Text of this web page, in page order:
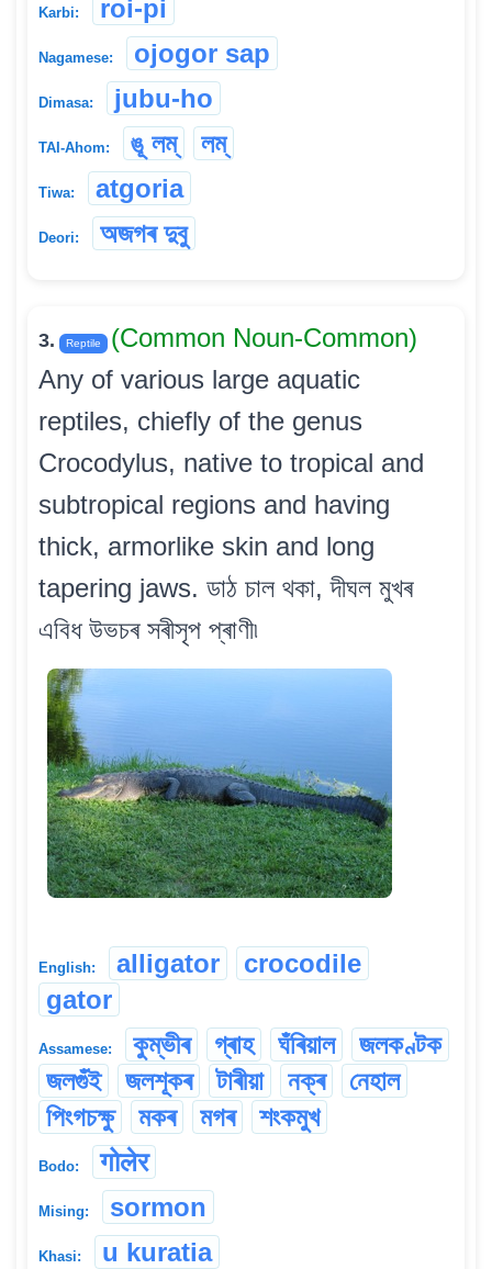
Karbi: roi-pi
Nagamese: ojogor sap
Dimasa: jubu-ho
TAI-Ahom: ঙূ লম্ লম্
Tiwa: atgoria
Deori: অজগৰ দুবু
3. Reptile
(Common Noun-Common)
Any of various large aquatic
reptiles, chiefly of the genus
Crocodylus, native to tropical and
subtropical regions and having
thick, armorlike skin and long
tapering jaws. ডাঠ চাল থকা, দীঘল মুখৰ
এবিধ উভচৰ সৰীসৃপ প্ৰাণী৷
English: alligator
crocodile
gator
Assamese: কুম্ভীৰ গ্ৰাহ ঘঁৰিয়াল
জলকণ্টক
জলগুঁই
জলশূকৰ টাৰীয়া নক্ৰ
নেহাল
পিংগচক্ষু
মকৰ মগৰ শংকমুখ
Bodo: गोलेर
Mising: sormon
Khasi: u kuratia